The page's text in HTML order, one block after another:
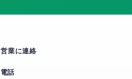
営業に連絡
電話